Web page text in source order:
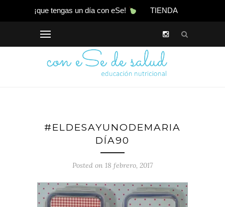
¡que tengas un día con eSe! TIENDA
#ELDESAYUNODEMARIA
DÍA90
Posted on 18 febrero, 2017